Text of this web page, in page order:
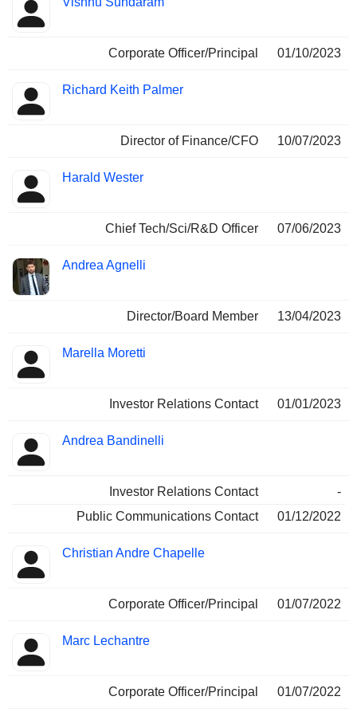
Corporate Officer/Principal 01/10/2023
Richard Keith Palmer
Director of Finance/CFO 10/07/2023
Harald Wester
Chief Tech/Sci/R&D Officer 07/06/2023
Andrea Agnelli
Director/Board Member 13/04/2023
Marella Moretti
Investor Relations Contact 01/01/2023
Andrea Bandinelli
Investor Relations Contact
-
Public Communications Contact
01/12/2022
Christian Andre Chapelle
Corporate Officer/Principal 01/07/2022
Marc Lechantre
Corporate Officer/Principal 01/07/2022